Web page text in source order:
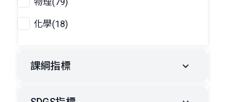
化學(18)
課綱指標